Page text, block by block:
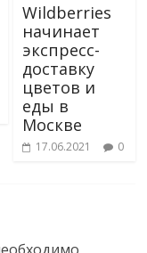
Wildberries
начинает
экспресс-
доставку
цветов и
еды в
Москве
17.06.2021 0